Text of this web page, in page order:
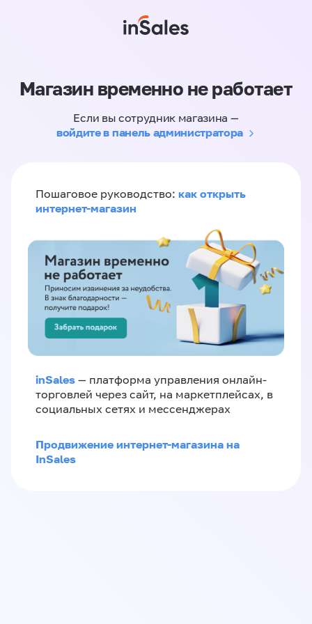
Магазин временно не работает
Если вы сотрудник магазина —
войдите в панель администратора
Пошаговое руководство: как открыть
интернет-магазин
inSales — платформа управления онлайн-
торговлей через сайт, на маркетплейсах, в
социальных сетях и мессенджерах
Продвижение интернет-магазина на
InSales